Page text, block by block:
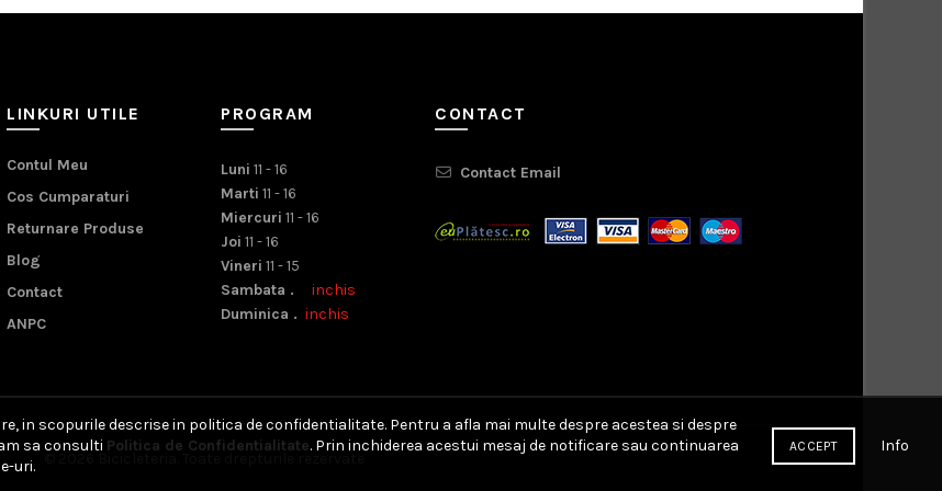
LINKURI UTILE
Contul Meu
Cos Cumparaturi
Returnare Produse
Blog
Contact
ANPC
PROGRAM
Luni 11 - 16
Marti 11 - 16
Miercuri 11 - 16
Joi 11 - 16
Vineri 11 - 15
Sambata . inchis
Duminica . inchis
CONTACT
Contact Email
in scopurile descrise in politica de confidentialitate. Pentru a afla mai multe despre acestea si despre
sa consulti Politica de Confidentialitate. Prin inchiderea acestui mesaj de notificare sau continuarea
uri.
ACCEPT Info